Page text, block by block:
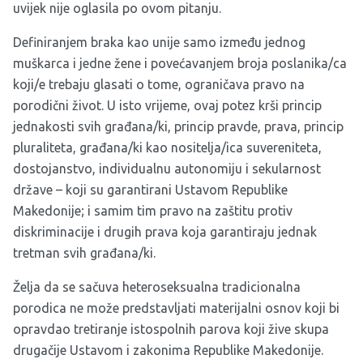
uvijek nije oglasila po ovom pitanju.
Definiranjem braka kao unije samo između jednog
muškarca i jedne žene i povećavanjem broja poslanika/ca
koji/e trebaju glasati o tome, ograničava pravo na
porodični život. U isto vrijeme, ovaj potez krši princip
jednakosti svih građana/ki, princip pravde, prava, princip
pluraliteta, građana/ki kao nositelja/ica suvereniteta,
dostojanstvo, individualnu autonomiju i sekularnost
države – koji su garantirani Ustavom Republike
Makedonije; i samim tim pravo na zaštitu protiv
diskriminacije i drugih prava koja garantiraju jednak
tretman svih građana/ki.
Želja da se sačuva heteroseksualna tradicionalna
porodica ne može predstavljati materijalni osnov koji bi
opravdao tretiranje istospolnih parova koji žive skupa
drugačije Ustavom i zakonima Republike Makedonije.